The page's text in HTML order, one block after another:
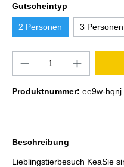
Gutscheintyp
2 Personen 3 Personen
Produktnummer: ee9w-
Beschreibung
Lieblingstierbesuch KeaSie